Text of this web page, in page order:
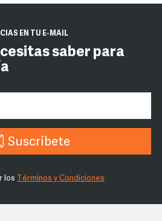
EN TU E-MAIL
saber para
Suscríbete
los Términos y Condiciones